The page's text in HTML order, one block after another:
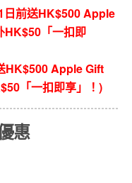
日前送HK$500 Apple
HK$50「一扣即
HK$500 Apple Gift
「一扣即享」！)
惠